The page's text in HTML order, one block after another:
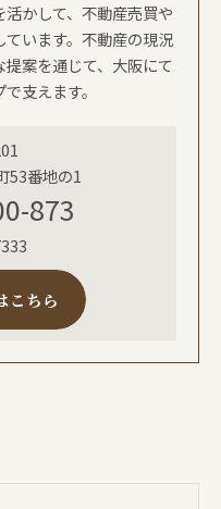
かして、不動産売買や
います。不動産の現況
案を通じて、大阪にて
支えます。
53番地の1
873
こちら